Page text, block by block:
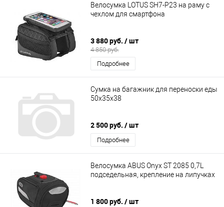
Велосумка LOTUS SH7-P23 на раму с
чехлом для смартфона
3 880 руб. / шт
4 850 руб.
Подробнее
Сумка на багажник для переноски еды
50x35x38
2 500 руб. / шт
Подробнее
Велосумка ABUS Onyx ST 2085 0,7L
подседельная, крепление на липучках
1 800 руб. / шт